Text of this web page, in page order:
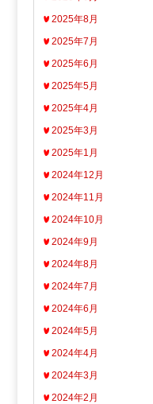
2025年8月
2025年7月
2025年6月
2025年5月
2025年4月
2025年3月
2025年1月
2024年12月
2024年11月
2024年10月
2024年9月
2024年8月
2024年7月
2024年6月
2024年5月
2024年4月
2024年3月
2024年2月